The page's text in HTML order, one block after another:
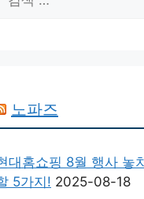
색:
노파즈
대홈쇼핑 8월 행사 놓
5가지! 2025-08-18